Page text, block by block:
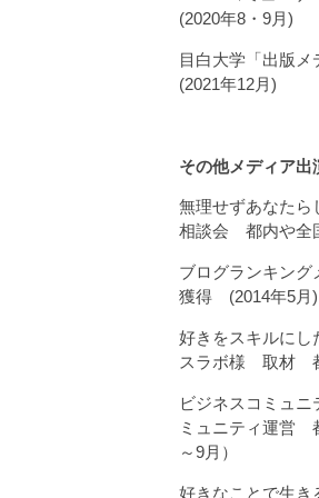
(2020年8・9月)
目白大学「出版
(2021年12月)
その他メディア
無理せずあなたら
相談会 都内や全
ブログランキング
獲得 (2014年5月)
好きをスキルに
スラボ様 取材
ビジネスコミュ
ミュニティ運営
～9月）
好きなことで生